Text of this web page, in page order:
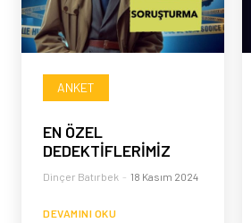
ANKET
EN ÖZEL
DEDEKTİFLERİMİZ
Dinçer Batırbek - 18 Kasım 2024
DEVAMINI OKU